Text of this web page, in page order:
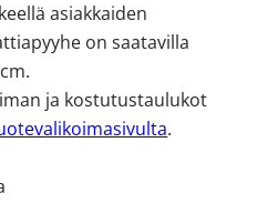
asiakkaiden
on saatavilla
ja kostutustaulukot
.